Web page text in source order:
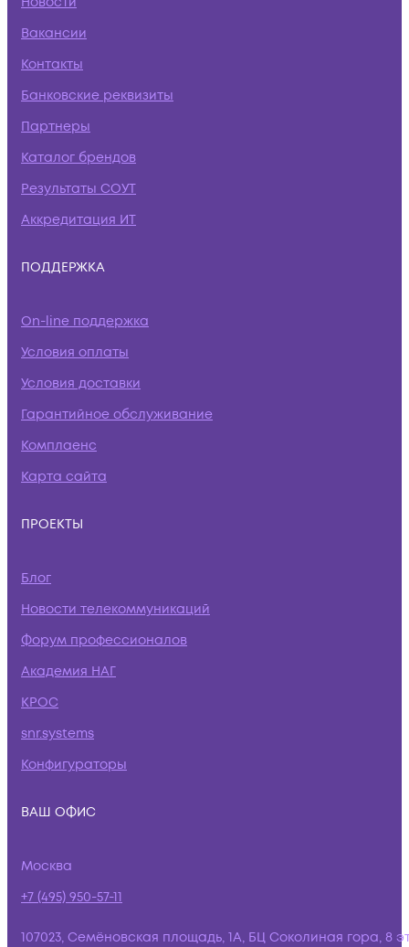
Вакансии
Контакты
Банковские реквизиты
Партнеры
Каталог брендов
Результаты СОУТ
Аккредитация ИТ
ПОДДЕРЖКА
On-line поддержка
Условия оплаты
Условия доставки
Гарантийное обслуживание
Комплаенс
Карта сайта
ПРОЕКТЫ
Блог
Новости телекоммуникаций
Форум профессионалов
Академия НАГ
КРОС
snr.systems
Конфигураторы
ВАШ ОФИС
Москва
+7 (495) 950-57-11
107023, Семёновская площадь, 1А, БЦ Соколиная гора, 8